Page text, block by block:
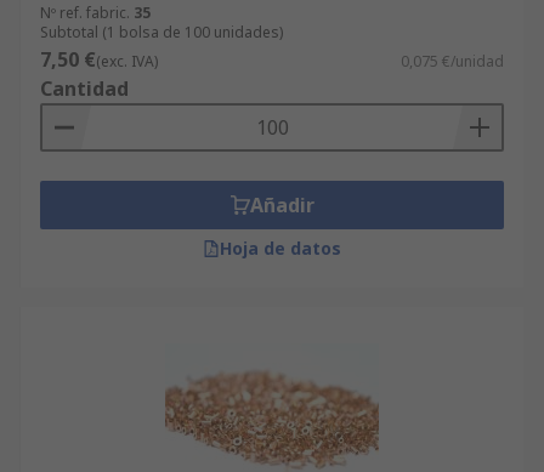
Nº ref. fabric. 35
Subtotal (1 bolsa de 100 unidades)
7,50 €(exc. IVA) 0,075 €/unidad
Cantidad
Añadir
Hoja de datos